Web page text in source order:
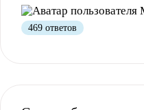
469 ответов